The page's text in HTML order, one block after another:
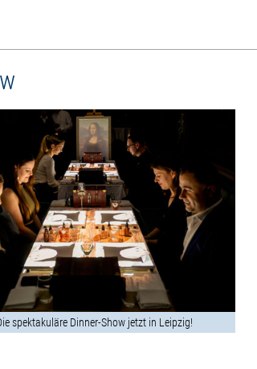
spektakuläre Dinner-Show jetzt in Leipzig!